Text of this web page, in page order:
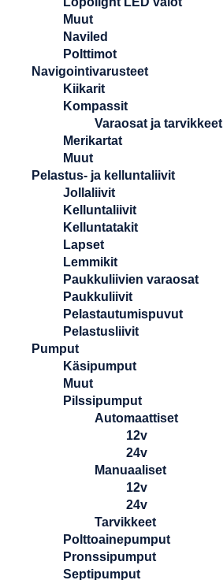
Muut
Naviled
Polttimot
Navigointivarusteet
Kiikarit
Kompassit
Varaosat ja tarvikkeet
Merikartat
Muut
Pelastus- ja kelluntaliivit
Jollaliivit
Kelluntaliivit
Kelluntatakit
Lapset
Lemmikit
Paukkuliivien varaosat
Paukkuliivit
Pelastautumispuvut
Pelastusliivit
Pumput
Käsipumput
Muut
Pilssipumput
Automaattiset
12v
24v
Manuaaliset
12v
24v
Tarvikkeet
Polttoainepumput
Pronssipumput
Septipumput